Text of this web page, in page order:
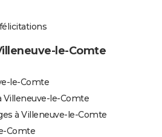
le-Comte
le-Comte
Villeneuve-le-Comte
à Villeneuve-le-Comte
Comte